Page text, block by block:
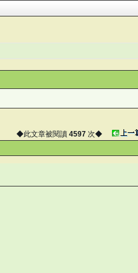
◆此文章被閱讀 4597次◆